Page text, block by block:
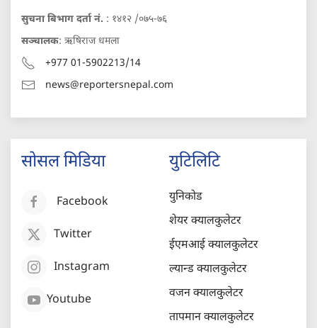
सुचना बिभाग दर्ता नं. : १४१२ /०७५-७६
सञ्चालक: ऋषिराज धमला
+977 01-5902213/14
news@reportersnepal.com
सोसल मिडिया
Facebook
Twitter
Instagram
Youtube
युटिलिटि
युनिकोड
शेयर क्यालकुलेटर
ईएमआई क्यालकुलेटर
ल्यान्ड क्यालकुलेटर
वजन क्यालकुलेटर
तापमान क्यालकुलेटर